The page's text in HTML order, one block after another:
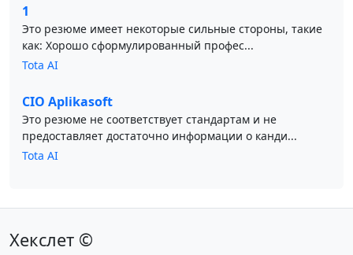
1
Это резюме имеет некоторые сильные стороны, такие
как: Хорошо сформулированный профес...
Tota AI
CIO Aplikasoft
Это резюме не соответствует стандартам и не
предоставляет достаточно информации о канди...
Tota AI
Хекслет ©